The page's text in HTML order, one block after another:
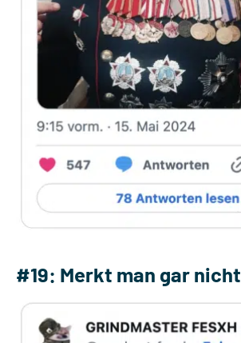
#19: Merkt man gar nicht